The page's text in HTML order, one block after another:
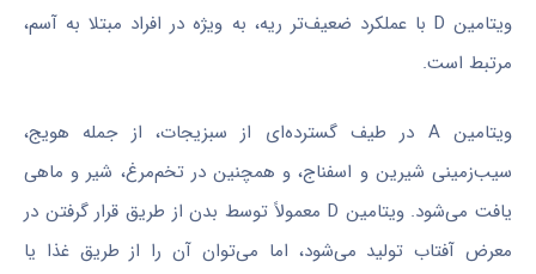
ویتامین D با عملکرد ضعیف‌تر ریه، به ویژه در افراد مبتلا به آسم،
مرتبط است.
ویتامین A در طیف گسترده‌ای از سبزیجات، از جمله هویج،
سیب‌زمینی شیرین و اسفناج، و همچنین در تخم‌مرغ، شیر و ماهی
یافت می‌شود. ویتامین D معمولاً توسط بدن از طریق قرار گرفتن در
معرض آفتاب تولید می‌شود، اما می‌توان آن را از طریق غذا یا